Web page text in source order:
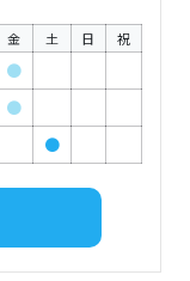
金 土 日 祝
●
●
●